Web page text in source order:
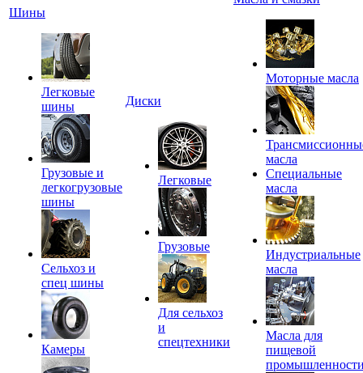
Шины
Легковые
шины
Грузовые и
легкогрузовые
шины
Сельхоз и
спец шины
Камеры
Диски
Легковые
Грузовые
Для сельхоз
и
спецтехники
Моторные масла
масла
Специальные
масла
Индустриальные
масла
Масла для
пищевой